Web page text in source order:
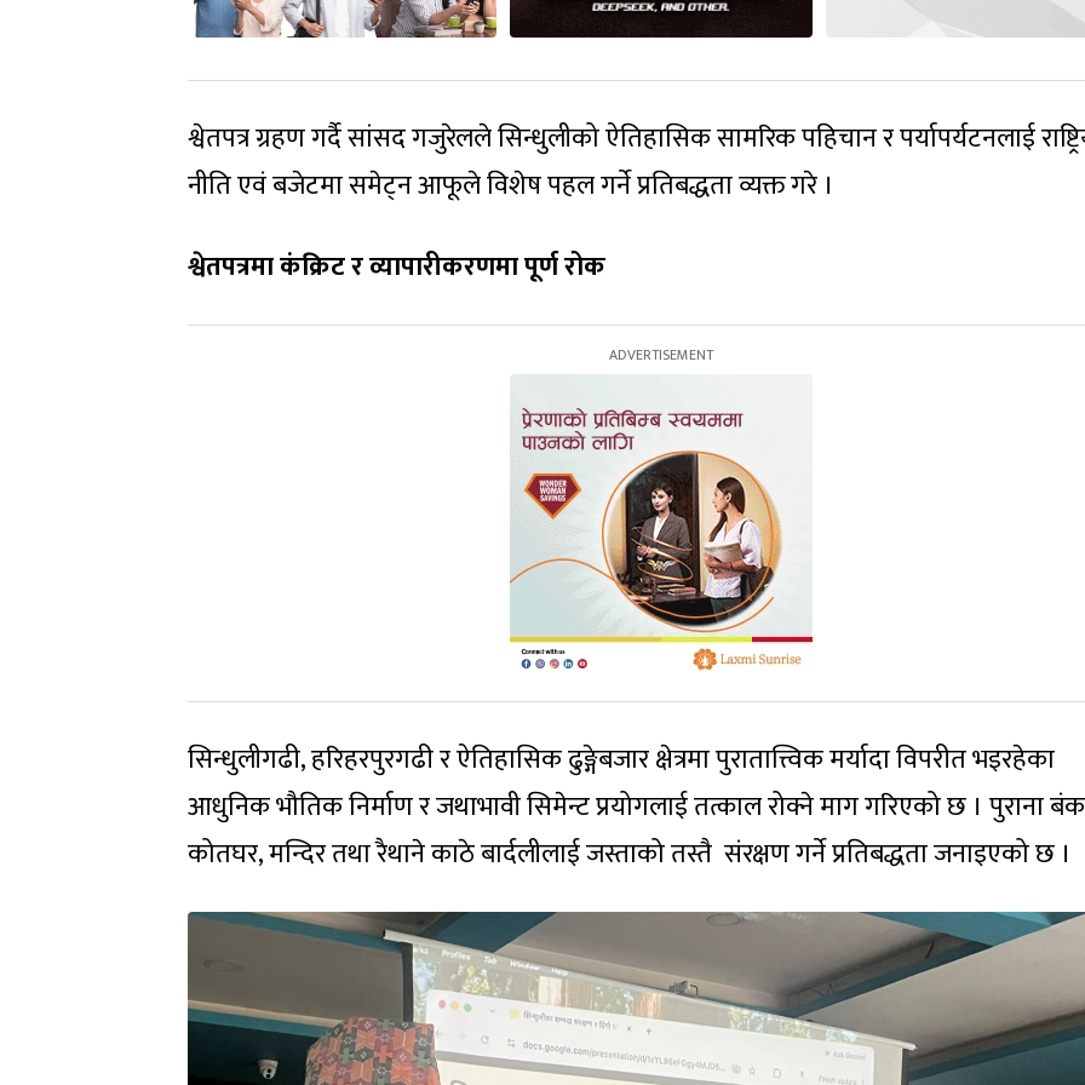
श्वेतपत्र ग्रहण गर्दै सांसद गजुरेलले सिन्धुलीको ऐतिहासिक सामरिक पहिचान र पर्यापर्यटनलाई
नीति एवं बजेटमा समेट्न आफूले विशेष पहल गर्ने प्रतिबद्धता व्यक्त गरे ।
श्वेतपत्रमा कंक्रिट र व्यापारीकरणमा पूर्ण रोक
सिन्धुलीगढी, हरिहरपुरगढी र ऐतिहासिक ढुङ्गेबजार क्षेत्रमा पुरातात्त्विक मर्यादा विपरीत भइरहेका
आधुनिक भौतिक निर्माण र जथाभावी सिमेन्ट प्रयोगलाई तत्काल रोक्ने माग गरिएको छ । पुराना
कोतघर, मन्दिर तथा रैथाने काठे बार्दलीलाई जस्ताको तस्तै संरक्षण गर्ने प्रतिबद्धता जनाइएको छ ।